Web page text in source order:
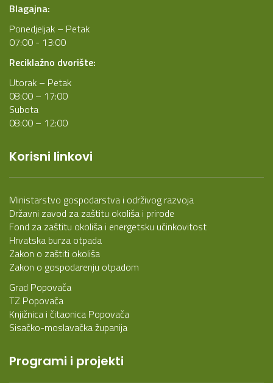
Blagajna:
Ponedjeljak – Petak
07:00 - 13:00
Reciklažno dvorište:
Utorak – Petak
08:00 – 17:00
Subota
08:00 – 12:00
Korisni linkovi
Ministarstvo gospodarstva i održivog razvoja
Državni zavod za zaštitu okoliša i prirode
Fond za zaštitu okoliša i energetsku učinkovitost
Hrvatska burza otpada
Zakon o zaštiti okoliša
Zakon o gospodarenju otpadom
Grad Popovača
TZ Popovača
Knjižnica i čitaonica Popovača
Sisačko-moslavačka županija
Programi i projekti